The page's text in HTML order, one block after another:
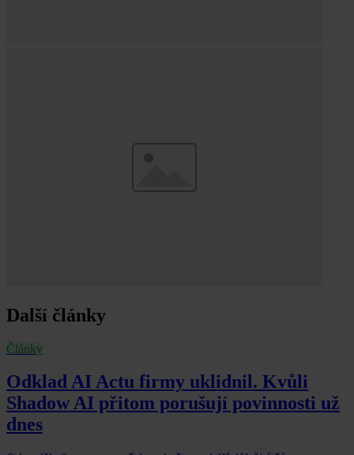
Další články
Články
Odklad AI Actu firmy uklidnil. Kvůli
Shadow AI přitom porušují povinnosti už
dnes